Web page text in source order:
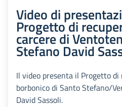
Video di
Progetto di
carcere di
Stefano David
Il video presenta il Progetto
borbonico di Santo Stefano/
David Sassoli.